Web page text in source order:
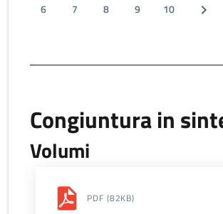
6
7 8 9 10
Congiuntura in
Volumi
PDF (82KB)